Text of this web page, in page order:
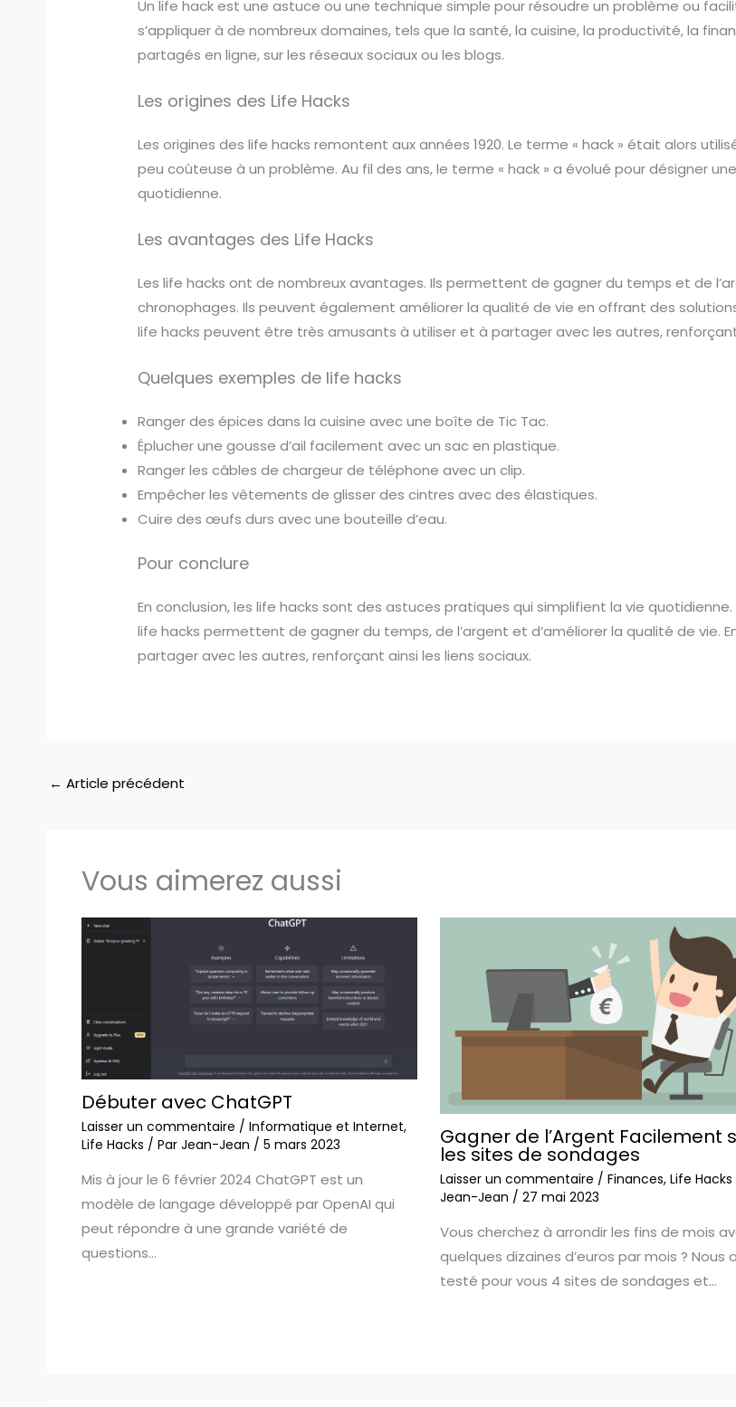
Un life hack est une astuce ou une technique simple pour résoudre un problème ou
s’appliquer à de nombreux domaines, tels que la santé, la cuisine, la productivité, la
partagés en ligne, sur les réseaux sociaux ou les blogs.
Les origines des Life Hacks
Les origines des life hacks remontent aux années 1920. Le terme « hack » était alors
peu coûteuse à un problème. Au fil des ans, le terme « hack » a évolué pour désigner
quotidienne.
Les avantages des Life Hacks
Les life hacks ont de nombreux avantages. Ils permettent de gagner du temps et de
chronophages. Ils peuvent également améliorer la qualité de vie en offrant des
life hacks peuvent être très amusants à utiliser et à partager avec les autres, renforçant
Quelques exemples de life hacks
Ranger des épices dans la cuisine avec une boîte de Tic Tac.
Éplucher une gousse d’ail facilement avec un sac en plastique.
Ranger les câbles de chargeur de téléphone avec un clip.
Empêcher les vêtements de glisser des cintres avec des élastiques.
Cuire des œufs durs avec une bouteille d’eau.
Pour conclure
En conclusion, les life hacks sont des astuces pratiques qui simplifient la vie
life hacks permettent de gagner du temps, de l’argent et d’améliorer la qualité de vie.
partager avec les autres, renforçant ainsi les liens sociaux.
← Article précédent
Vous aimerez aussi
Débuter avec ChatGPT
Laisser un commentaire / Informatique et Internet,
Life Hacks / Par Jean-Jean / 5 mars 2023
Mis à jour le 6 février 2024 ChatGPT est un
modèle de langage développé par OpenAI qui
peut répondre à une grande variété de
questions…
Gagner de l’Argent Facilement
les sites de sondages
Laisser un commentaire /Finances,Life Hacks
Jean-Jean /27 mai 2023
Vous cherchez à arrondir les fins de mois
quelques dizaines d’euros par mois ? Nous
testé pour vous 4 sites de sondages et…